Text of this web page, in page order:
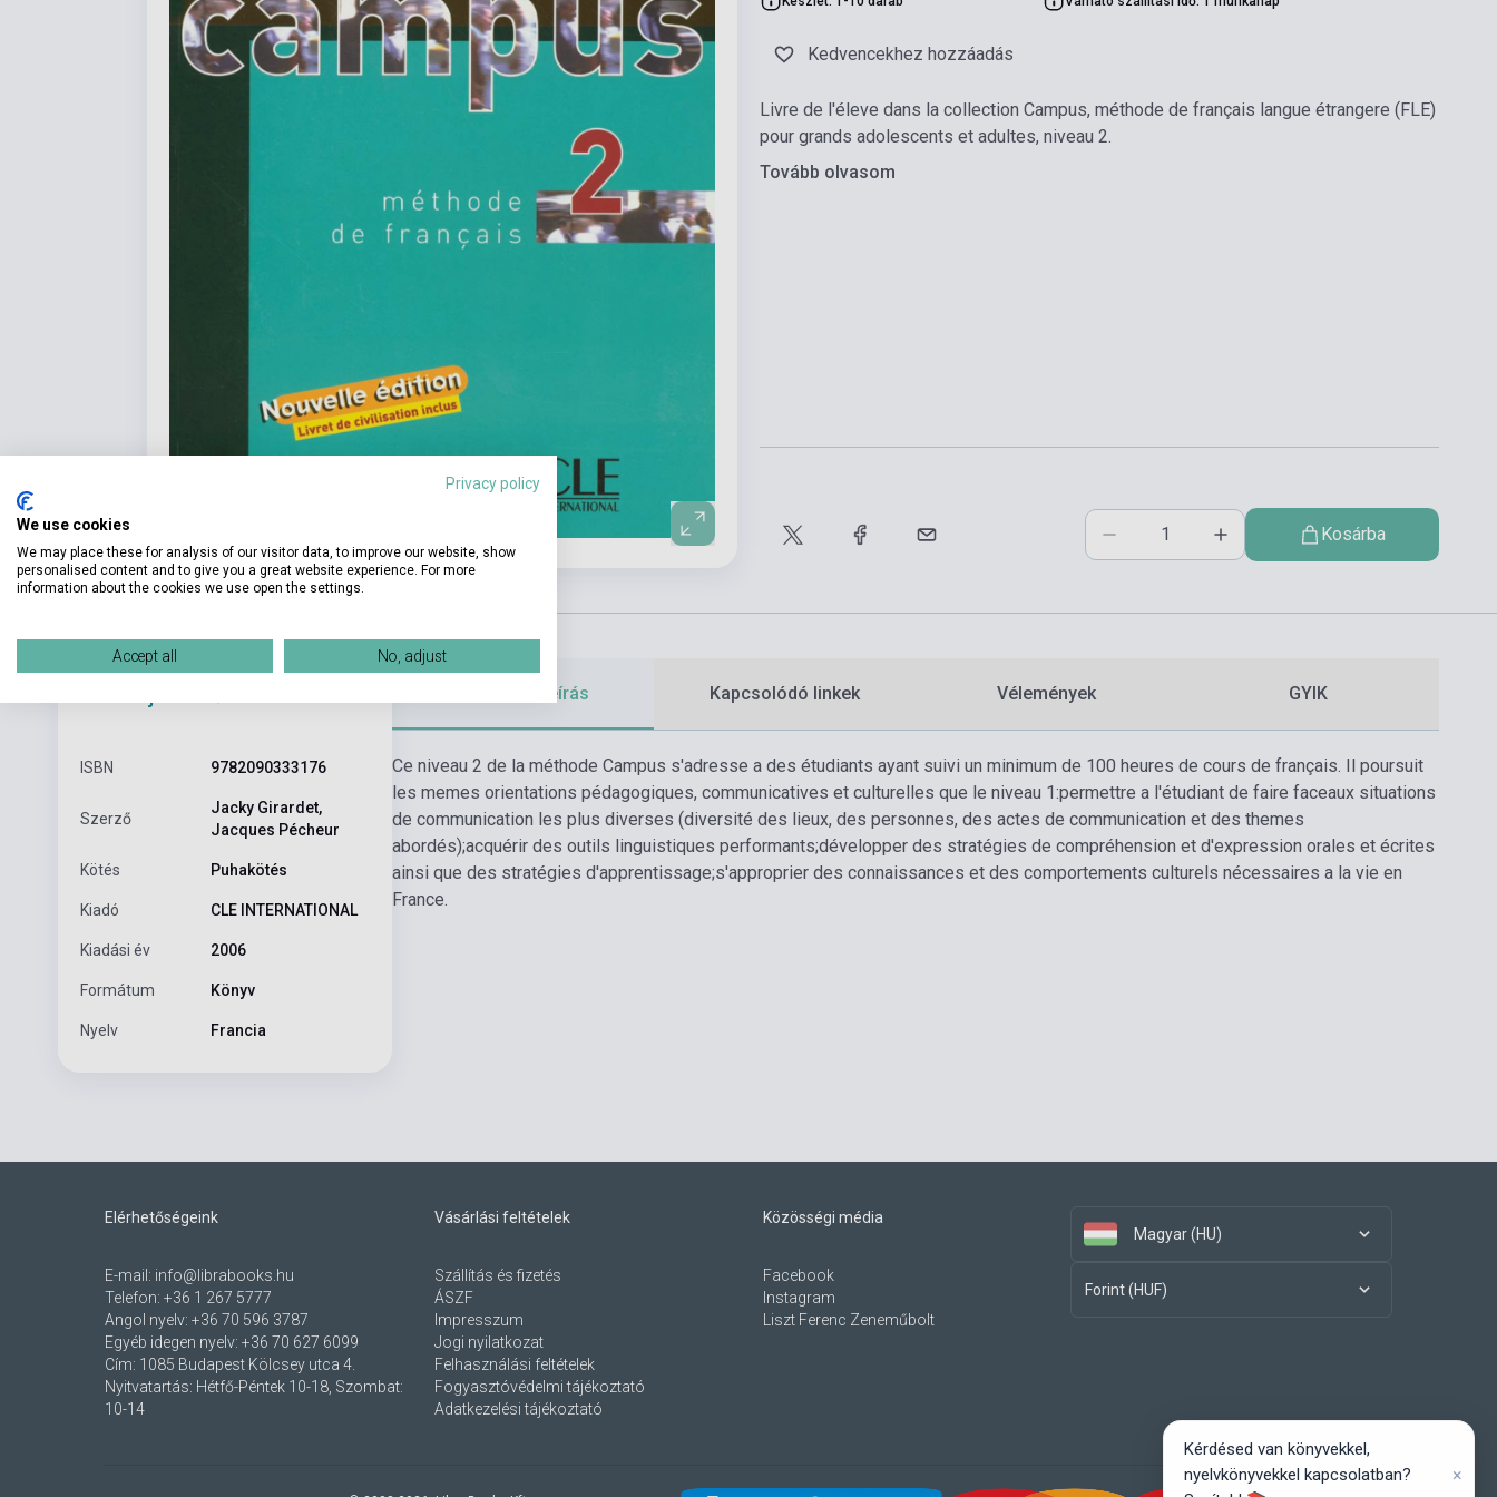
Kedvencekhez hozzáadás
Livre de l'éleve dans la collection Campus, méthode de français langue étrangere (FLE)
pour grands adolescents et adultes, niveau 2.
Tovább olvasom
Kosárba
ISBN 9782090333176
Szerző
Jacky Girardet,
Jacques Pécheur
Kötés Puhakötés
Kiadó CLE INTERNATIONAL
Kiadási év 2006
Formátum Könyv
Nyelv Francia
Részletes leírás Kapcsolódó linkek Vélemények GYIK
Ce niveau 2 de la méthode Campus s'adresse a des étudiants ayant suivi un minimum de 100 heures de cours de français. Il poursuit
les memes orientations pédagogiques, communicatives et culturelles que le niveau 1:permettre a l'étudiant de faire faceaux situations
de communication les plus diverses (diversité des lieux, des personnes, des actes de communication et des themes
abordés);acquérir des outils linguistiques performants;développer des stratégies de compréhension et d'expression orales et écrites
ainsi que des stratégies d'apprentissage;s'approprier des connaissances et des comportements culturels nécessaires a la vie en
France.
Elérhetőségeink
E-mail: info@librabooks.hu
Telefon: +36 1 267 5777
Angol nyelv: +36 70 596 3787
Egyéb idegen nyelv: +36 70 627 6099
Cím: 1085 Budapest Kölcsey utca 4.
Nyitvatartás: Hétfő-Péntek 10-18, Szombat:
10-14
Vásárlási feltételek
Szállítás és fizetés
ÁSZF
Impresszum
Jogi nyilatkozat
Felhasználási feltételek
Fogyasztóvédelmi tájékoztató
Adatkezelési tájékoztató
Közösségi média
Facebook
Instagram
Liszt Ferenc Zeneműbolt
Magyar (HU)
Forint (HUF)
Privacy policy
We use cookies
We may place these for analysis of our visitor data, to improve our website, show
personalised content and to give you a great website experience. For more
information about the cookies we use open the settings.
Accept all No, adjust
Kérdésed van könyvekkel,
nyelvkönyvekkel kapcsolatban?
×